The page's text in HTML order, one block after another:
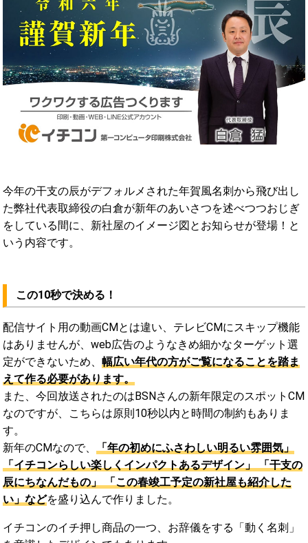
今年の干支の辰がデフォルメされた年賀風名刺から飛び出し
た弊社代表取締役の白倉が新年のあいさつを述べつつおじぎ
をしている間に、新社屋のイメージ図とお知らせが登場！と
いう内容です。
この10秒で決める！
配信サイト用の動画CMとは違い、テレビCMにスキップ機能
はありませんが、web広告のようなきめ細かなターゲット選
定ができないため、幅広い年代の方がご覧になることを踏ま
えて作る必要があります。
また、今回放送されたのはBSNさんの新年限定のスポットCM
なのですが、こちらは原則10秒以内と時間の制約もありま
す。
新年のCMなので、
「年の初めにふさわしい明るい雰囲気」
「イチコンらしい楽しくインパクトあるデザイン」 「干支の
辰にちなんだもの」 「この春竣工予定の新社屋も紹介した
い」などを盛り込んで作りました。
イチコンのイチ押し商品の一つ、お辞儀をする「動く名刺」